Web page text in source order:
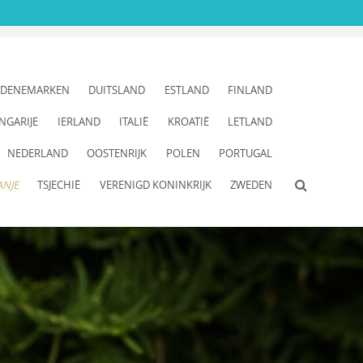
DENEMARKEN DUITSLAND ESTLAND FINLAND
IERLAND ITALIË KROATIË LETLAND
NEDERLAND OOSTENRIJK POLEN PORTUGAL
TSJECHIË VERENIGD KONINKRIJK ZWEDEN